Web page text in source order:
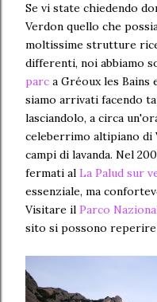
Se vi state chiedendo
Verdon quello che
moltissime strutture
differenti, noi abbiamo
parc a Gréoux les
siamo arrivati facendo
lasciandolo, a circa
celeberrimo altipiano di
campi di lavanda. Nel
fermati al La Palud sur
essenziale, ma
Visitare il Parco
sito si possono